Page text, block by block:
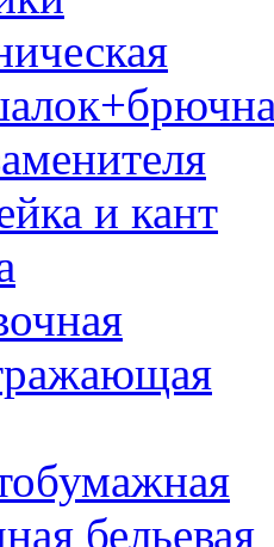
и кант
бельевая